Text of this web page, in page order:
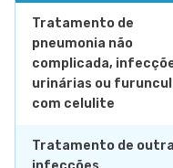
Tratamento de
pneumonia não
complicada,
urinárias ou
com celulite
Tratamento de